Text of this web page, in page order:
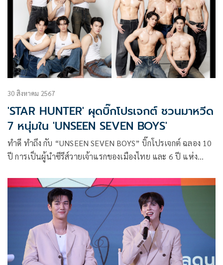
30 สิงหาคม 2567
'STAR HUNTER' ผุดบิ๊กโปรเจกต์ ชวนมาหวีด
7 หนุ่มใน 'UNSEEN SEVEN BOYS'
ทำดี ทำถึง กับ “UNSEEN SEVEN BOYS” บิ๊กโปรเจกต์ ฉลอง 10
ปี การเป็นผู้นำซีรีส์วายเจ้าแรกของเมืองไทย และ 6 ปี แห่ง
ครบวงจร ในประเทศไทย 2 ผู้บริหาร โอ๋-ยชญ กรณ์หิรัญ
ประธานกรรมการ และ เฟิร์ส-ชนันตร์ ลาภอนันต์รุ่ง ประธานเจ้า
หน้าที่บริหาร ชวนมาหวีด 7 หนุ่ม